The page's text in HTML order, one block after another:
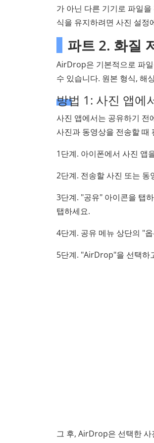
가 아닌 다른 기기로 파일
식을 유지하려면 사진 설정
파트 2. 화질
AirDrop은 기본적으로 파
수 있습니다. 원본 형식, 해
방법 1: 사진 앱에
사진 앱에서는 공유하기
사진과 동영상을 전송할 때
1단계. 아이폰에서 사진 앱
2단계. 전송할 사진 또는 동
3단계. "공유" 아이콘을 탭
탭하세요.
4단계. 공유 메뉴 상단의 "
5단계. "AirDrop"을 선택하
그 후, AirDrop은 선택한 사